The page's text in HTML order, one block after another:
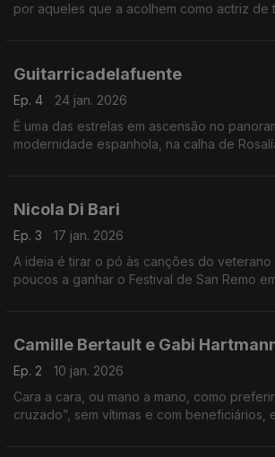
por aqueles que a acolhem como actriz de
Guitarricadelafuente
Ep. 4
24 jan. 2026
É uma das estrelas em ascensão no
modernidade espanhola, na calha de
Nicola Di Bari
Ep. 3
17 jan. 2026
A ideia é tirar o pó às canções do veterano
poucos a ganhar o Festival de San Remo
Camille Bertault e Gabi
Ep. 2
10 jan. 2026
Cara a cara, ou mano a mano, como
cruzado”, sem vítimas e com beneficiários,